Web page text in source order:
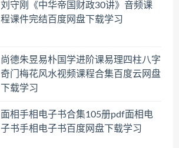
刘守刚《中华帝国财政30讲》音频课
程课件完结百度网盘下载学习
尚德朱昱易朴国学进阶课易理四柱八字
奇门梅花风水视频课程合集百度云网盘
下载学习
面相手相电子书合集105册pdf面相电
子书手相电子书百度网盘下载学习